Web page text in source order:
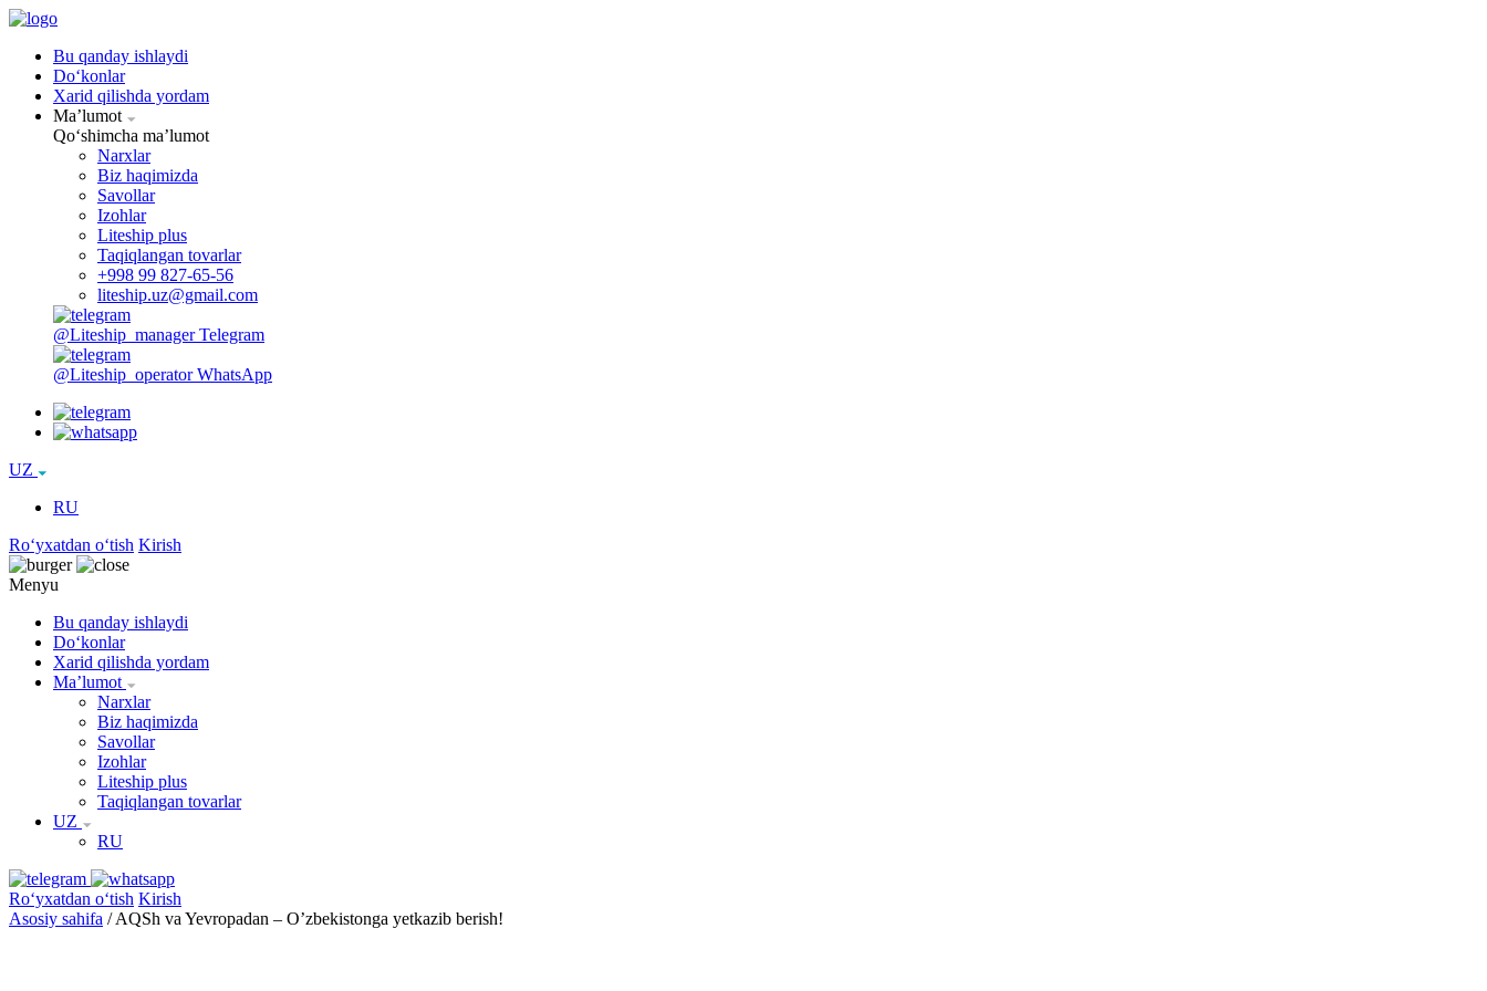
Bu qanday ishlaydi
Doʻkonlar
Xarid qilishda yordam
Maʼlumot
Qoʻshimcha maʼlumot
Narxlar
Biz haqimizda
Savollar
Izohlar
Liteship plus
Taqiqlangan tovarlar
+998 99 827-65-56
liteship.uz@gmail.com
@Liteship_manager Telegram
@Liteship_operator WhatsApp
UZ
RU
Roʻyxatdan oʻtish Kirish
Menyu
Bu qanday ishlaydi
Doʻkonlar
Xarid qilishda yordam
Maʼlumot
Narxlar
Biz haqimizda
Savollar
Izohlar
Liteship plus
Taqiqlangan tovarlar
UZ
RU
Roʻyxatdan oʻtish Kirish
Asosiy sahifa / AQSh va Yevropadan – O’zbekistonga yetkazib berish!